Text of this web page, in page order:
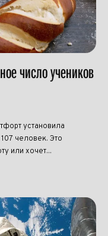
число учеников
установила
человек. Это
или хочет...